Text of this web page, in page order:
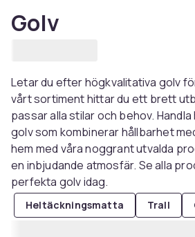
Golv
Letar du efter högkvalitativa golv
vårt sortiment hittar du ett brett
passar alla stilar och behov.
golv som kombinerar hållbarhet
hem med våra noggrant utvalda
en inbjudande atmosfär. Se alla
perfekta golv idag.
Heltäckningsmatta Trall